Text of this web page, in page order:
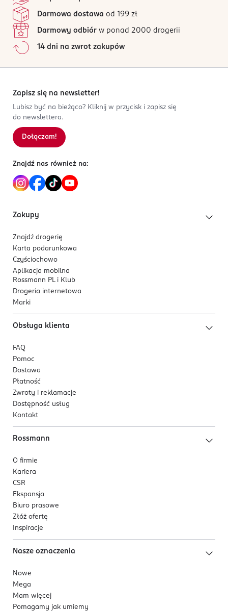
OSTRZEŻENIA DOTYCZĄCE BEZPIECZEŃSTWA
Wysoce łatwopalne.
PRODUCENT/PODMIOT ODPOWIEDZIALNY
WARSZAWA
mail@boltonpolska.pl
PL-Polska
4 026700 413328
Wszystkie opinie są zweryfikowane zakupem.
4
0%
2
1
0%
Sortowanie wg
Darmowa dostawa od 199 zł
Darmowy odbiór w ponad 2000 drogerii
14 dni na zwrot zakupów
Zapisz się na newsletter!
Lubisz być na bieżąco? Kliknij w przycisk i zapisz się
do newslettera.
Dołączam!
Znajdź nas również na:
Zakupy
Znajdź drogerię
Karta podarunkowa
Czyściochowo
Aplikacja mobilna
Rossmann PL i Klub
Drogeria internetowa
Marki
Obsługa klienta
FAQ
Pomoc
Dostawa
Płatność
Zwroty i reklamacje
Dostępność usług
Kontakt
Rossmann
O firmie
Kariera
CSR
Ekspansja
Biuro prasowe
Złóż ofertę
Inspiracje
Nasze oznaczenia
Nowe
Mega
Mam więcej
Pomagamy jak umiemy